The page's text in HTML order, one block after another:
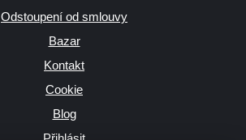
Odstoupení od smlouvy
Bazar
Kontakt
Cookie
Blog